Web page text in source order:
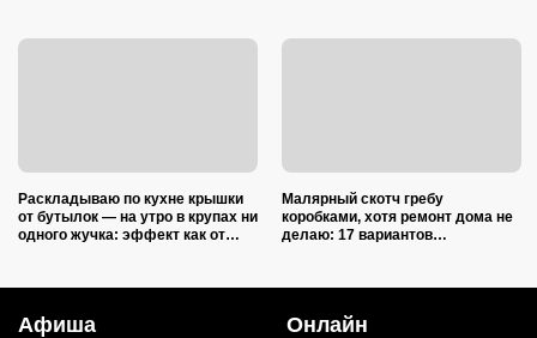
Раскладываю по кухне крышки
от бутылок — на утро в крупах ни
одного жучка: эффект как от
Малярный скотч гребу
коробками, хотя ремонт дома не
делаю: 17 вариантов
Афиша Онлайн